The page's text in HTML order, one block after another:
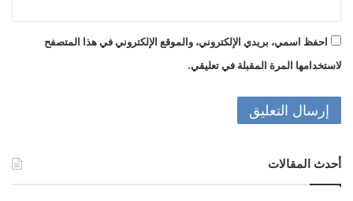
احفظ اسمي، بريدي الإلكتروني، والموقع الإلكتروني في هذا المتصفح
لاستخدامها المرة المقبلة في تعليقي.
أحدث المقالات